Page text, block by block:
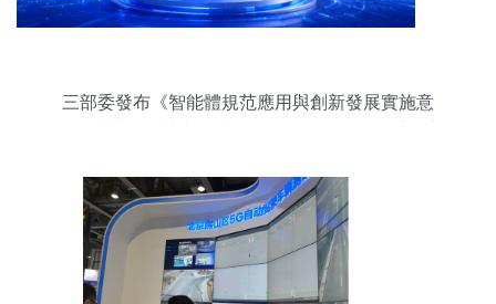
三部委發布《智能體規范應用與創新發展實施意